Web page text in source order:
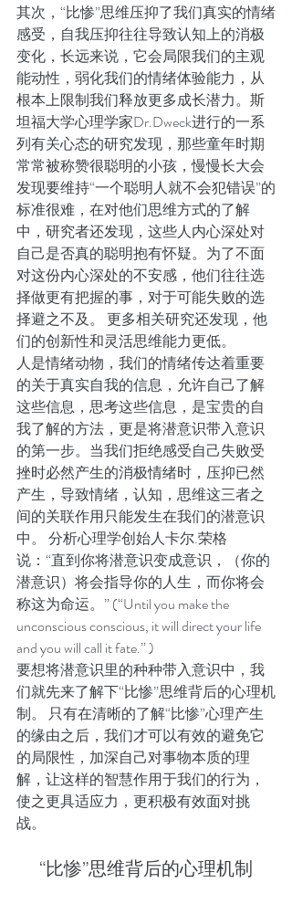
其次，“比惨”思维压抑了我们真实的情绪
感受，自我压抑往往导致认知上的消极
变化，长远来说，它会局限我们的主观
能动性，弱化我们的情绪体验能力，从
根本上限制我们释放更多成长潜力。斯
坦福大学心理学家Dr.Dweck进行的一系
列有关心态的研究发现，那些童年时期
常常被称赞很聪明的小孩，慢慢长大会
发现要维持“一个聪明人就不会犯错误”的
标准很难，在对他们思维方式的了解
中，研究者还发现，这些人内心深处对
自己是否真的聪明抱有怀疑。为了不面
对这份内心深处的不安感，他们往往选
择做更有把握的事，对于可能失败的选
择避之不及。 更多相关研究还发现，他
们的创新性和灵活思维能力更低。
人是情绪动物，我们的情绪传达着重要
的关于真实自我的信息，允许自己了解
这些信息，思考这些信息，是宝贵的自
我了解的方法，更是将潜意识带入意识
的第一步。当我们拒绝感受自己失败受
挫时必然产生的消极情绪时，压抑已然
产生，导致情绪，认知，思维这三者之
间的关联作用只能发生在我们的潜意识
中。 分析心理学创始人卡尔.荣格
说：“直到你将潜意识变成意识，（你的
潜意识）将会指导你的人生，而你将会
称这为命运。” (“Until you make the
unconscious conscious, it will direct your life
and you will call it fate.” )
要想将潜意识里的种种带入意识中，我
们就先来了解下“比惨”思维背后的心理机
制。 只有在清晰的了解“比惨”心理产生
的缘由之后，我们才可以有效的避免它
的局限性，加深自己对事物本质的理
解，让这样的智慧作用于我们的行为，
使之更具适应力，更积极有效面对挑
战。
“比惨”思维背后的心理机制